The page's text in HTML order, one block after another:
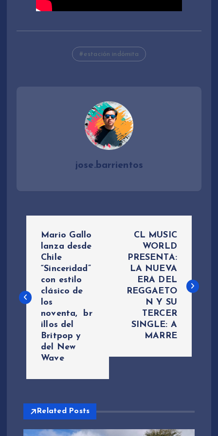
estación indómita
jose.barrientos
e
ó
Mario Gallo
lanza desde
Chile
“Sinceridad”
con estilo
clásico de
los
noventa, br
illos del
Britpop y
del New
Wave
CL MUSIC
WORLD
PRESENTA:
LA NUEVA
ERA DEL
REGGAETO
N Y SU
TERCER
SINGLE: A
MARRE
Related Posts